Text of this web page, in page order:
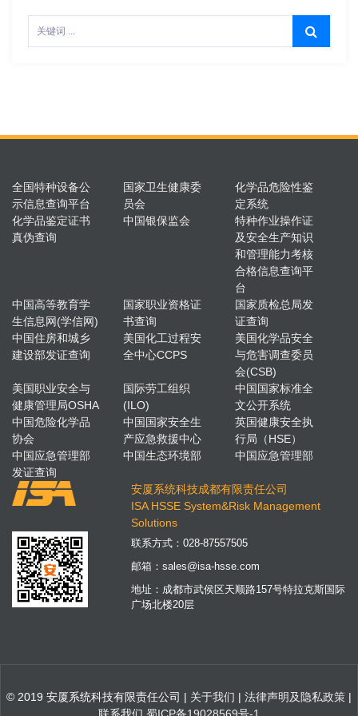
全国特种设备公
示信息查询平台
国家卫生健康委
员会
化学品危险性鉴
定系统
化学品鉴定证书
真伪查询
中国银保监会
特种作业操作证
及安全生产知识
和管理能力考核
合格信息查询平
台
中国高等教育学
生信息网(学信网)
国家职业资格证
书查询
国家质检总局发
证查询
中国住房和城乡
建设部发证查询
美国化工过程安
全中心CCPS
美国化学品安全
与危害调查委员
会(CSB)
美国职业安全与
健康管理局OSHA
国际劳工组织
(ILO)
中国国家标准全
文公开系统
中国危险化学品
协会
中国国家安全生
产应急救援中心
英国健康安全执
行局（HSE）
中国应急管理部
发证查询
中国生态环境部 中国应急管理部
安厦系统科技成都有限责任公司
ISA HSSE System&Risk Management
Solutions
联系方式：028-87557505
邮箱：sales@isa-hsse.com
地址：成都市武侯区天顺路157号特拉克斯国际
广场北楼20层
© 2019 安厦系统科技有限责任公司 | 关于我们 | 法律声明及隐私政策 |